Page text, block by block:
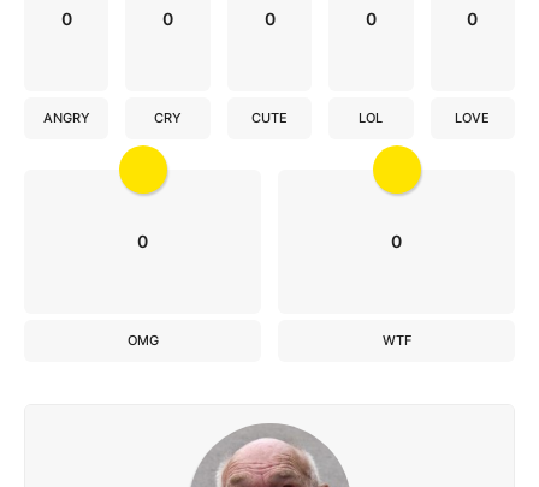
0
ANGRY
0
CRY
0
CUTE
0
LOL
0
LOVE
0
OMG
0
WTF